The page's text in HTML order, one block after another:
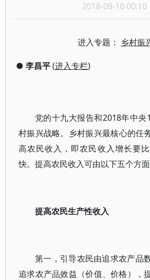
2018-09-10 00:10
进入专题： 乡村振
● 李昌平(进入专栏)
党的十九大报告和2018年中
村振兴战略。乡村振兴最核心的
高农民收入，即农民收入增长要
快。提高农民收入可由以下五个方面
提高农民生产性收入
第一，引导农民由追求农产品
追求农产品效益（价值、价格），